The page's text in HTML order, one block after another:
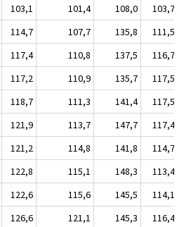
103,1 101,4 108,0
103,7
114,7 107,7 135,8
111,5
117,4 110,8 137,5
116,7
117,2 110,9 135,7
117,5
118,7 111,3 141,4
117,5
121,9 113,7 147,7
117,4
121,2 114,8 141,8
114,7
122,8 115,1 148,3
113,4
122,6 115,6 145,5
114,1
126,6 121,1 145,3
116,4